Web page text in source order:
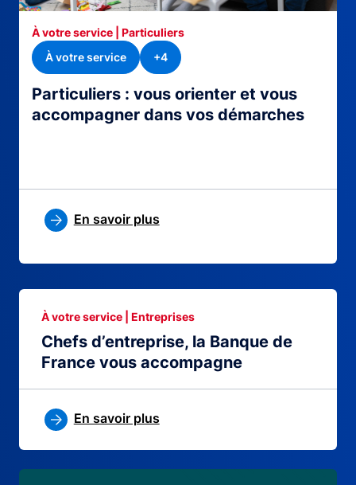
Particuliers : vous orienter et vous
accompagner dans vos démarches
À votre service | Particuliers
À votre service
+4
En savoir plus
Chefs d’entreprise, la Banque de
France vous accompagne
À votre service | Entreprises
En savoir plus